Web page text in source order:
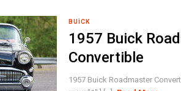
BUICK
1957 Buick
Convertible
1957 Buick Roadmaster